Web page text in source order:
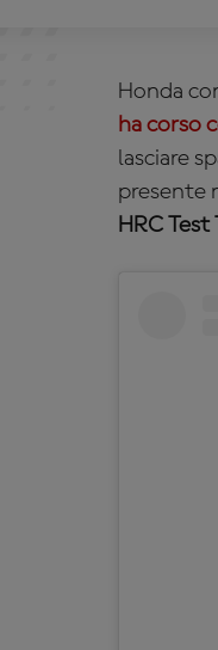
Honda
ha corso
lasciare
presente
HRC Test